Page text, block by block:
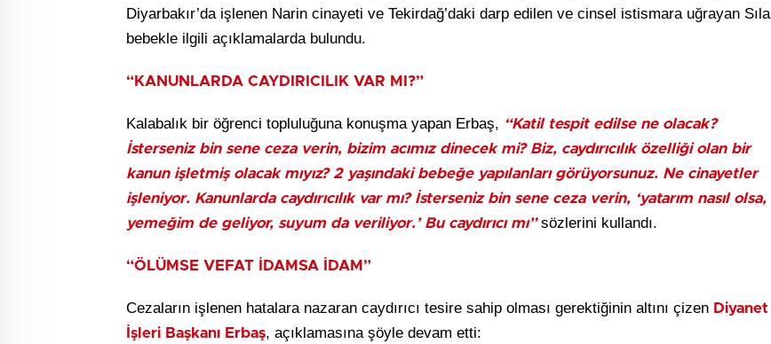
Diyarbakır’da işlenen Narin cinayeti ve Tekirdağ’daki darp edilen ve cinsel istismara uğrayan Sıla
bebekle ilgili açıklamalarda bulundu.
“KANUNLARDA CAYDIRICILIK VAR MI?”
Kalabalık bir öğrenci topluluğuna konuşma yapan Erbaş, “Katil tespit edilse ne olacak?
İsterseniz bin sene ceza verin, bizim acımız dinecek mi? Biz, caydırıcılık özelliği olan bir
kanun işletmiş olacak mıyız? 2 yaşındaki bebeğe yapılanları görüyorsunuz. Ne cinayetler
işleniyor. Kanunlarda caydırıcılık var mı? İsterseniz bin sene ceza verin, ‘yatarım nasıl olsa,
yemeğim de geliyor, suyum da veriliyor.’ Bu caydırıcı mı”sözlerini kullandı.
“ÖLÜMSE VEFAT İDAMSA İDAM”
Cezaların işlenen hatalara nazaran caydırıcı tesire sahip olması gerektiğinin altını çizen Diyanet
İşleri Başkanı Erbaş, açıklamasına şöyle devam etti: